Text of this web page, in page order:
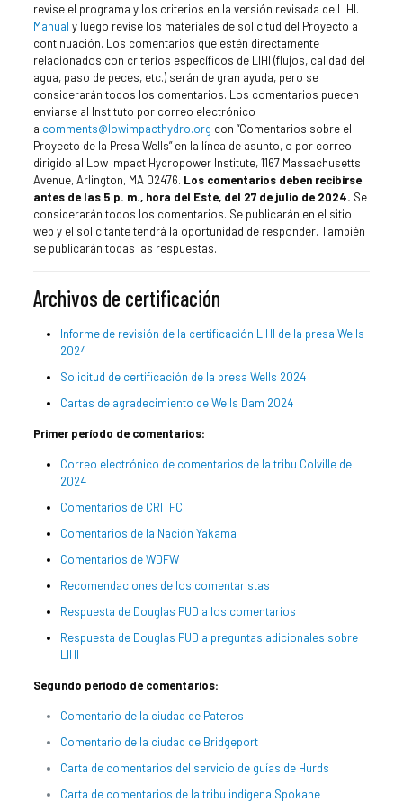
revise el programa y los criterios en la versión revisada de LIHI.
Manual y luego revise los materiales de solicitud del Proyecto a
continuación. Los comentarios que estén directamente
relacionados con criterios específicos de LIHI (flujos, calidad del
agua, paso de peces, etc.) serán de gran ayuda, pero se
considerarán todos los comentarios. Los comentarios pueden
enviarse al Instituto por correo electrónico
a comments@lowimpacthydro.org con “Comentarios sobre el
Proyecto de la Presa Wells” en la línea de asunto, o por correo
dirigido al Low Impact Hydropower Institute, 1167 Massachusetts
Avenue, Arlington, MA 02476. Los comentarios deben recibirse
antes de las 5 p. m., hora del Este, del 27 de julio de 2024. Se
considerarán todos los comentarios. Se publicarán en el sitio
web y el solicitante tendrá la oportunidad de responder. También
se publicarán todas las respuestas.
Archivos de certificación
Informe de revisión de la certificación LIHI de la presa Wells
2024
Solicitud de certificación de la presa Wells 2024
Cartas de agradecimiento de Wells Dam 2024
Primer período de comentarios:
Correo electrónico de comentarios de la tribu Colville de
2024
Comentarios de CRITFC
Comentarios de la Nación Yakama
Comentarios de WDFW
Recomendaciones de los comentaristas
Respuesta de Douglas PUD a los comentarios
Respuesta de Douglas PUD a preguntas adicionales sobre
LIHI
Segundo período de comentarios:
Comentario de la ciudad de Pateros
Comentario de la ciudad de Bridgeport
Carta de comentarios del servicio de guías de Hurds
Carta de comentarios de la tribu indígena Spokane